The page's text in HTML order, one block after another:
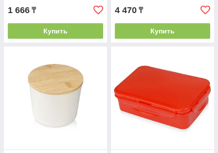
1 666 ₸
Купить
4 470 ₸
Купить